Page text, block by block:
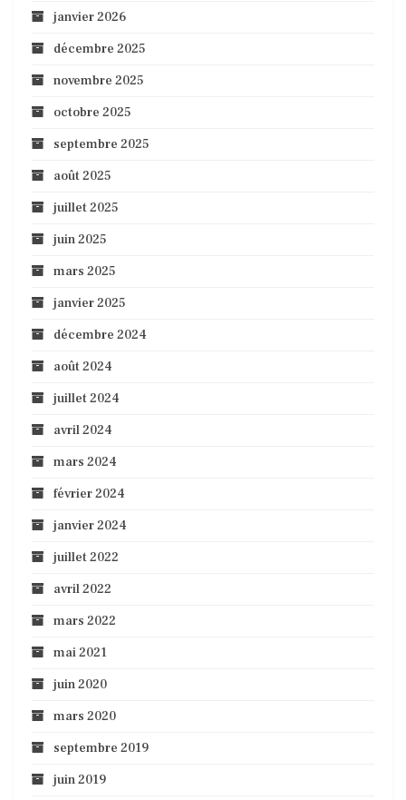
janvier 2026
décembre 2025
novembre 2025
octobre 2025
septembre 2025
août 2025
juillet 2025
juin 2025
mars 2025
janvier 2025
décembre 2024
août 2024
juillet 2024
avril 2024
mars 2024
février 2024
janvier 2024
juillet 2022
avril 2022
mars 2022
mai 2021
juin 2020
mars 2020
septembre 2019
juin 2019